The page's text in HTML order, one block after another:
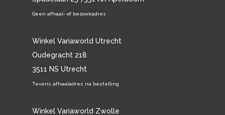
Geen afhaal- of bezoekadres
Winkel Variaworld Utrecht
Oudegracht 218
3511 NS Utrecht
Tevens afhaaladres na bestelling
Winkel Variaworld Zwolle